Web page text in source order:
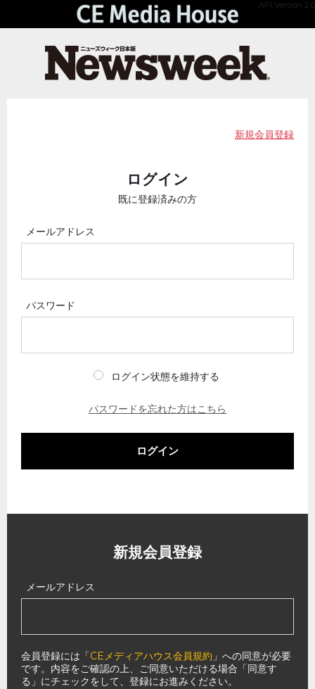
API Version 2.0
新規会員登録
ログイン
既に登録済みの方
メールアドレス
パスワード
ログイン状態を維持する
パスワードを忘れた方はこちら
ログイン
新規会員登録
メールアドレス
会員登録には「CEメディアハウス会員規約 」への同意が必要
です。内容をご確認の上、ご同意いただける場合「同意す
る」にチェックをして、登録にお進みください。